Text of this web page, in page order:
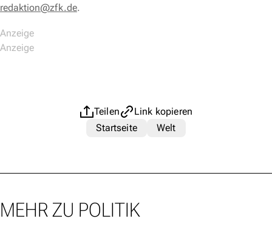
redaktion@zfk.de.
Teilen
Link kopieren
Startseite
Welt
MEHR ZU POLITIK